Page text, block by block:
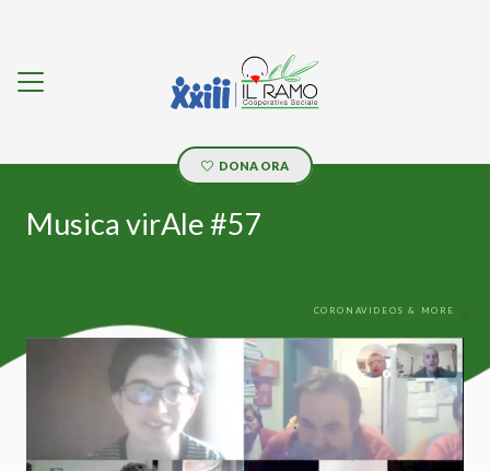
DONA ORA
Musica virAle #57
CORONAVIDEOS & MORE